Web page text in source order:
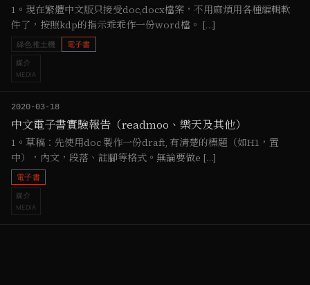
1。現在繁體中文版只接受doc,docx檔案，不用麻煩用各種編輯軟
件了，按照kdp的指示乖乖作一份word檔。 […]
綠色推土機 電子書
媒介
MEDIA
2020-03-18
中文電子書實驗報告（readmoo、樂天及其他）
1。草稿：先使用doc 製作一份draft, 有清楚的標題（如H1，置
中），內文，段落、註腳等格式。無論要做e […]
電子書
媒介
MEDIA